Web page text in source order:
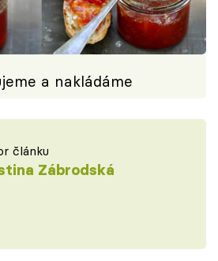
a nakládáme
článku
Zábrodská